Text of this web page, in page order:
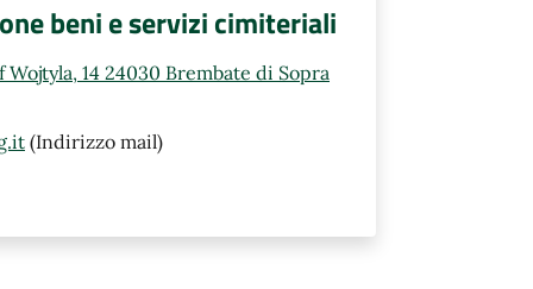
beni e servizi cimiteriali
Wojtyla, 14 24030 Brembate di Sopra
(Indirizzo mail)